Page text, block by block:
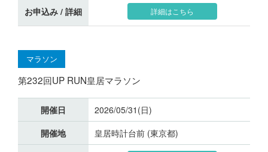
お申込み / 詳細 詳細はこちら
マラソン
第232回UP RUN皇居マラソン
開催日
2026/05/31(日)
開催地
皇居時計台前 (東京都)